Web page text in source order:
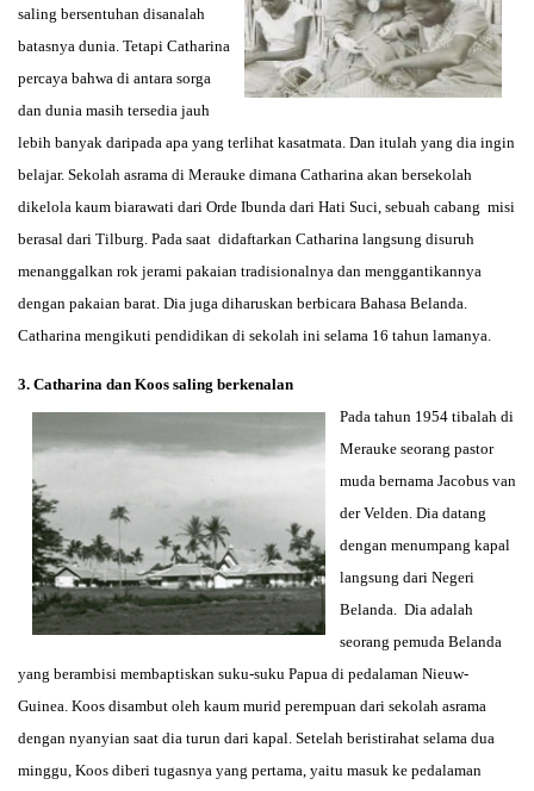
saling bersentuhan disanalah
batasnya dunia. Tetapi Catharina
percaya bahwa di antara sorga
dan dunia masih tersedia jauh
lebih banyak daripada apa yang terlihat kasatmata. Dan itulah yang dia ingin
belajar. Sekolah asrama di Merauke dimana Catharina akan bersekolah
dikelola kaum biarawati dari Orde Ibunda dari Hati Suci, sebuah cabang misi
berasal dari Tilburg. Pada saat didaftarkan Catharina langsung disuruh
menanggalkan rok jerami pakaian tradisionalnya dan menggantikannya
dengan pakaian barat. Dia juga diharuskan berbicara Bahasa Belanda.
Catharina mengikuti pendidikan di sekolah ini selama 16 tahun lamanya.
3. Catharina dan Koos saling berkenalan
Pada tahun 1954 tibalah di
Merauke seorang pastor
muda bernama Jacobus van
der Velden. Dia datang
dengan menumpang kapal
langsung dari Negeri
Belanda. Dia adalah
seorang pemuda Belanda
yang berambisi membaptiskan suku-suku Papua di pedalaman Nieuw-
Guinea. Koos disambut oleh kaum murid perempuan dari sekolah asrama
dengan nyanyian saat dia turun dari kapal. Setelah beristirahat selama dua
minggu, Koos diberi tugasnya yang pertama, yaitu masuk ke pedalaman